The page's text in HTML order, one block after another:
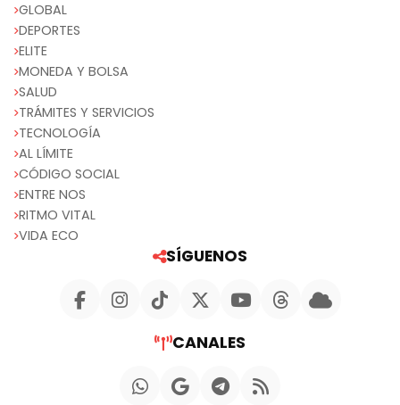
GLOBAL
DEPORTES
ELITE
MONEDA Y BOLSA
SALUD
TRÁMITES Y SERVICIOS
TECNOLOGÍA
AL LÍMITE
CÓDIGO SOCIAL
ENTRE NOS
RITMO VITAL
VIDA ECO
SÍGUENOS
CANALES